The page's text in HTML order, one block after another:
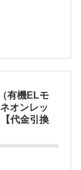
有機ELモ
オンレッ
代金引換